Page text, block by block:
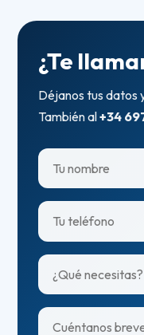
¿Te
Déjanos tus datos
También al+34